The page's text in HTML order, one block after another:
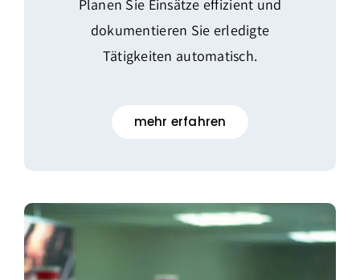
Planen Sie Einsätze effizient und
dokumentieren Sie erledigte
Tätigkeiten automatisch.
mehr erfahren